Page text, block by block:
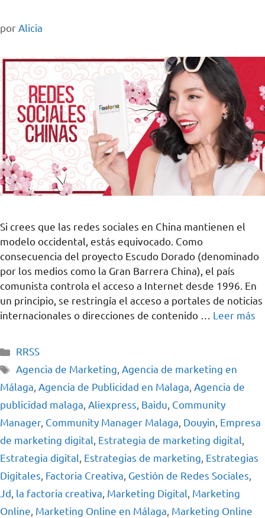
porAlicia
Si crees que las redes sociales en China mantienen el
modelo occidental, estás equivocado. Como
consecuencia del proyecto Escudo Dorado (denominado
por los medios como la Gran Barrera China), el país
comunista controla el acceso a Internet desde 1996. En
un principio, se restringía el acceso a portales de noticias
internacionales o direcciones de contenido … Leer más
RRSS
Agencia de Marketing,Agencia de marketing en
Málaga, Agencia de Publicidad en Malaga, Agencia de
publicidad malaga, Aliexpress, Baidu, Community
Manager, Community Manager Malaga, Douyin, Empresa
de marketing digital, Estrategia de marketing digital,
Estrategia digital, Estrategias de marketing, Estrategias
Digitales, Factoria Creativa, Gestión de Redes Sociales,
Jd, la factoria creativa, Marketing Digital, Marketing
Online, Marketing Online en Málaga, Marketing Online